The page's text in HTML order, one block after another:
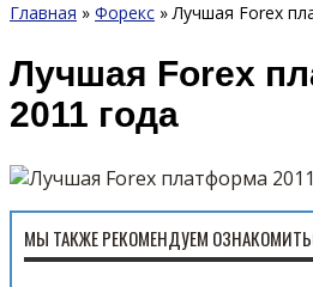
Главная » Форекс »Лучшая Forex
Лучшая Forex
2011 года
МЫ ТАКЖЕ РЕКОМЕНДУЕМ